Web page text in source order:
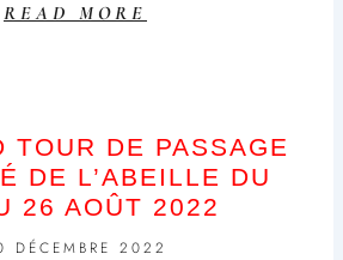
READ MORE
TOUR DE PASSAGE
DE L’ABEILLE DU
26 AOÛT 2022
DÉCEMBRE 2022